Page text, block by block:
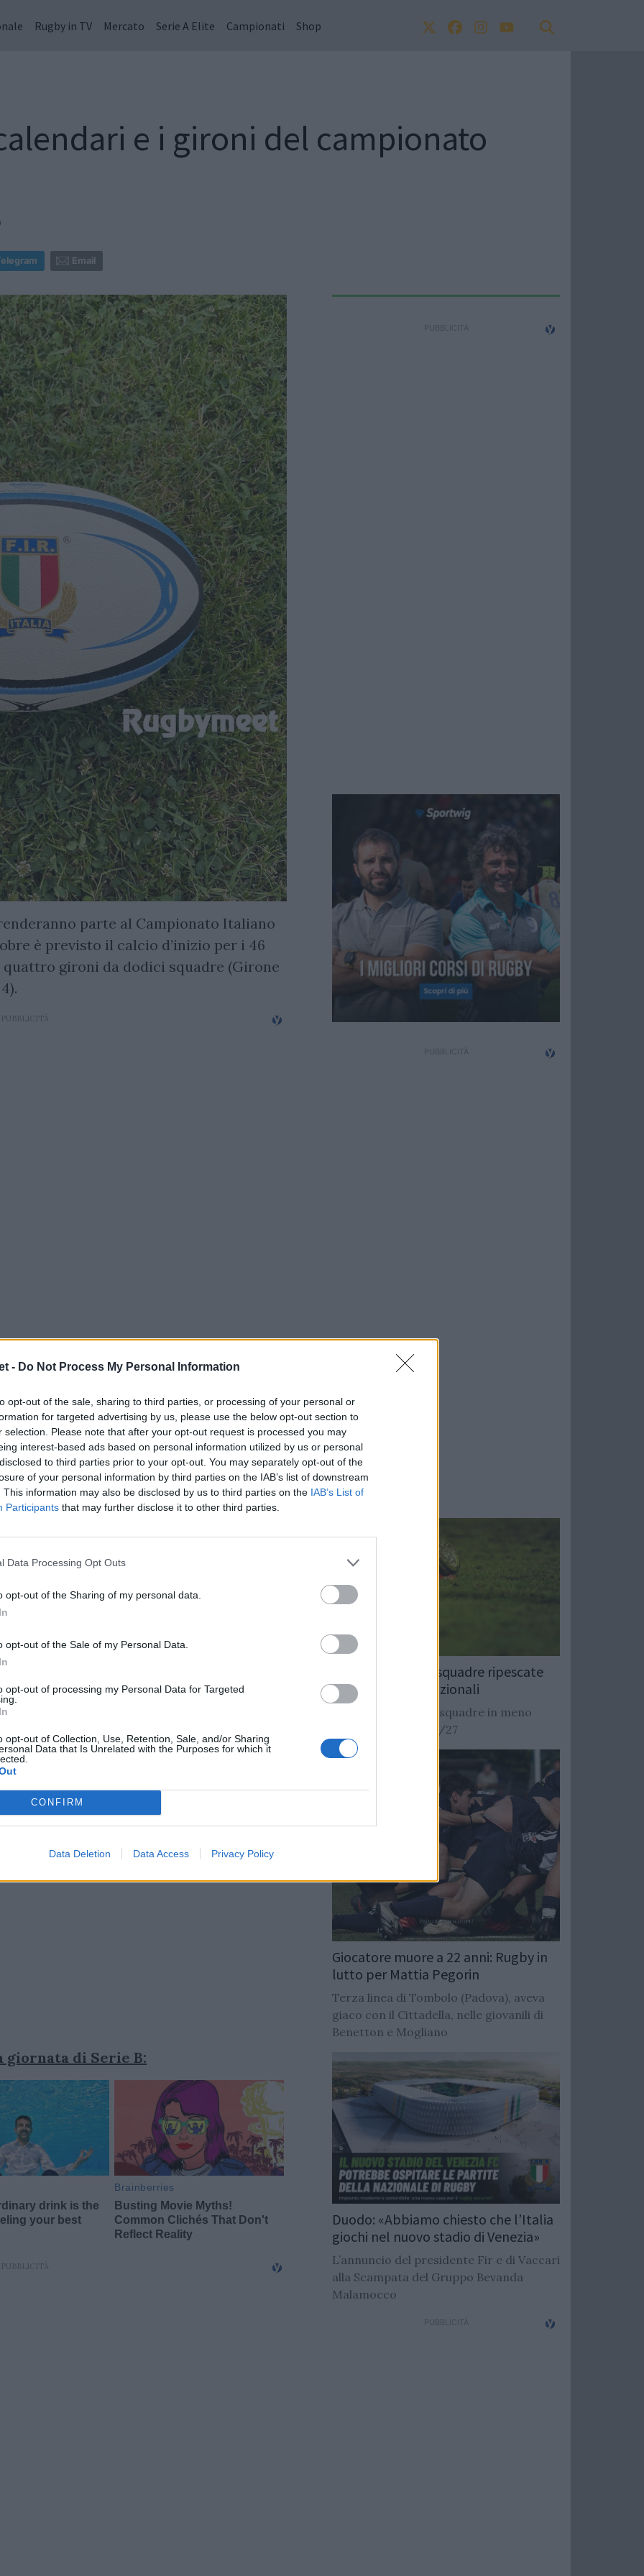
- Do Not Process My Personal Information
opt-out of the sale, sharing to third parties, or processing of your personal or
for targeted advertising by us, please use the below opt-out section to
selection. Please note that after your opt-out request is processed you may
interest-based ads based on personal information utilized by us or personal
to third parties prior to your opt-out. You may separately opt-out of the
of your personal information by third parties on the IAB’s list of downstream
This information may also be disclosed by us to third parties on the IAB’s List of
Participants that may further disclose it to other third parties.
Data Processing Opt Outs
opt-out of the Sharing of my personal data.
opt-out of the Sale of my Personal Data.
opt-out of processing my Personal Data for Targeted
opt-out of Collection, Use, Retention, Sale, and/or Sharing
Data that Is Unrelated with the Purposes for which it
CONFIRM
Data Deletion Data Access Privacy Policy
Rugby in TV Mercato Serie A Elite Campionati Shop
e i gironi del campionato
Email
parte al Campionato Italiano
è previsto il calcio d’inizio per i 46
gironi da dodici squadre (Girone
squadre classificate al primo posto
nella stagione 2022/23
retrocessione.
di Serie B:
Rugby: Record di squadre ripescate
nei campionati nazionali
Si stimano oltre 20 squadre in meno
dalla stagione 2026/27
Giocatore muore a 22 anni: Rugby in
lutto per Mattia Pegorin
Terza linea di Tombolo (Padova), aveva
giaco con il Cittadella, nelle giovanili di
Benetton e Mogliano
Duodo: «Abbiamo chiesto che l’Italia
giochi nel nuovo stadio di Venezia»
L’annuncio del presidente Fir e di Vaccari
alla Scampata del Gruppo Bevanda
Malamocco